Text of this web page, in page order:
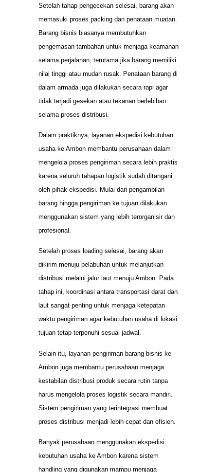
Setelah tahap pengecekan selesai, barang akan
memasuki proses packing dan penataan muatan.
Barang bisnis biasanya membutuhkan
pengemasan tambahan untuk menjaga keamanan
selama perjalanan, terutama jika barang memiliki
nilai tinggi atau mudah rusak. Penataan barang di
dalam armada juga dilakukan secara rapi agar
tidak terjadi gesekan atau tekanan berlebihan
selama proses distribusi.
Dalam praktiknya, layanan ekspedisi kebutuhan
usaha ke Ambon membantu perusahaan dalam
mengelola proses pengiriman secara lebih praktis
karena seluruh tahapan logistik sudah ditangani
oleh pihak ekspedisi. Mulai dari pengambilan
barang hingga pengiriman ke tujuan dilakukan
menggunakan sistem yang lebih terorganisir dan
profesional.
Setelah proses loading selesai, barang akan
dikirim menuju pelabuhan untuk melanjutkan
distribusi melalui jalur laut menuju Ambon. Pada
tahap ini, koordinasi antara transportasi darat dan
laut sangat penting untuk menjaga ketepatan
waktu pengiriman agar kebutuhan usaha di lokasi
tujuan tetap terpenuhi sesuai jadwal.
Selain itu, layanan pengiriman barang bisnis ke
Ambon juga membantu perusahaan menjaga
kestabilan distribusi produk secara rutin tanpa
harus mengelola proses logistik secara mandiri.
Sistem pengiriman yang terintegrasi membuat
proses distribusi menjadi lebih cepat dan efisien.
Banyak perusahaan menggunakan ekspedisi
kebutuhan usaha ke Ambon karena sistem
handling yang digunakan mampu menjaga